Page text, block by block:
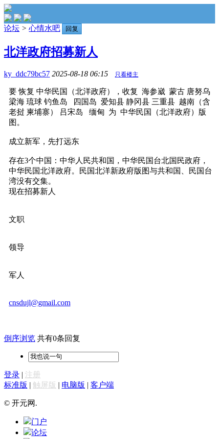
论坛 > 心情水吧 回复
北洋政府招募新人
ky_ddc79bc57 2025-08-18 06:15 只看楼主
要 恢复 中华民国（北洋政府），收复 海参崴 蒙古 唐努乌
梁海 琉球 钓鱼岛 四国岛 爱知县 静冈县 三重县 越南（含
老挝 柬埔寨） 吕宋岛 缅甸 为 中华民国（北洋政府）版
图。
成立新军，先打远东
存在3个中国：中华人民共和国，中华民国台北国民政府，
中华民国北洋政府。民国北洋新政府版图与共和国、民国台
湾没有交集。
现在招募新人
文职
领导
军人
cnsdujl@gmail.com
倒序浏览 共有0条回复
登录 | 注册
标准版 | 触屏版 | 电脑版 | 客户端
© 开元网.
门户
论坛